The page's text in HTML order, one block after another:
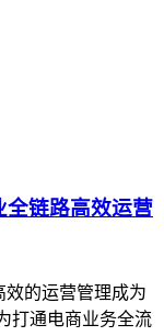
全链路高效运营
的运营管理成为
打通电商业务全流